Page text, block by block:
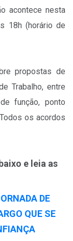
acontece nesta
18h (horário de
propostas de
Trabalho, entre
função, ponto
os acordos
e leia as
DE
QUE SE